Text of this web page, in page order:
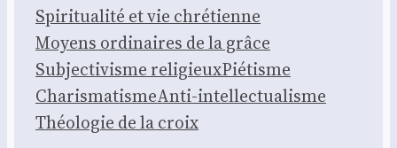
Spi­ri­tua­li­té et vie chré­tienne
Moyens ordi­naires de la grâce
Sub­jec­ti­visme reli­gieuxPié­tisme
Cha­ris­ma­tismeAnti-intel­lec­tua­lisme
Théo­lo­gie de la croix